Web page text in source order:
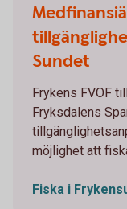
Sundet
Frykens FVOF
Fryksdalens
möjlighet att
Fiska i